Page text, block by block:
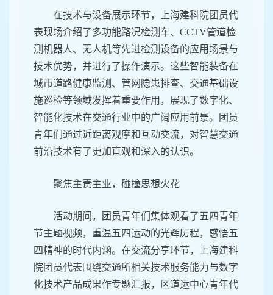
在技术与设备展示环节，上海建科院团员代
表现场介绍了多功能路况检测车、CCTV管道检
测机器人、无人机等先进检测设备的应用场景与
技术优势，并进行了操作演示。这些智能装备在
城市道路健康监测、管网隐患排查、交通基础设
施巡检等领域发挥着重要作用，展现了数字化、
智能化技术在交通行业中的广阔应用前景。团员
青年们通过近距离观摩和互动交流，对智慧交通
前沿技术有了更加直观和深入的认识。
聚焦主责主业，碰撞思想火花
活动期间，团员青年们集体观看了五四青年
节主题视频，重温五四运动的光辉历程，感悟五
四精神的时代内涵。在交流分享环节，上海建科
院团员代表围绕交通所相关技术服务能力与数字
化技术产品成果作专题汇报，区道运中心青年代